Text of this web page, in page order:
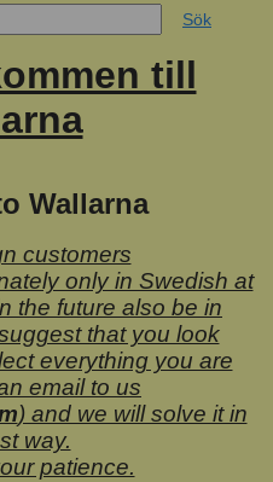
Sök
till
Wallarna
customers
only in Swedish at
the future also be in
that you look
everything you are
email to us
) and we will solve it in
way.
patience.